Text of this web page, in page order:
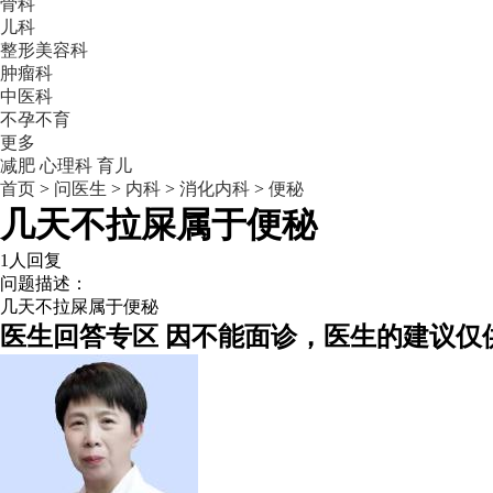
骨科
儿科
整形美容科
肿瘤科
中医科
不孕不育
更多
减肥 心理科 育儿
首页 > 问医生 > 内科 > 消化内科 > 便秘
几天不拉屎属于便秘
1人回复
问题描述：
几天不拉屎属于便秘
医生回答专区 因不能面诊，医生的建议仅